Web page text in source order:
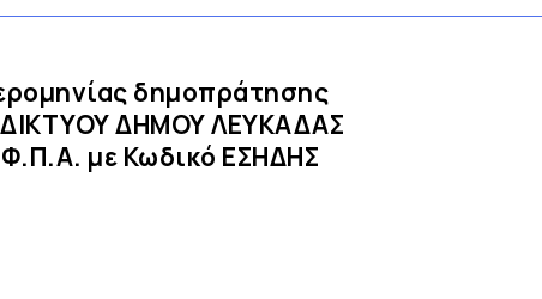
δημοπράτησης
ΔΙΚΤΥΟΥ ΔΗΜΟΥ ΛΕΥΚΑΔΑΣ
με Κωδικό ΕΣΗΔΗΣ